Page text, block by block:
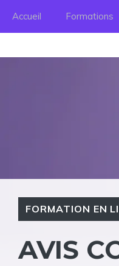
Accueil Formations
FORMATION EN
AVIS